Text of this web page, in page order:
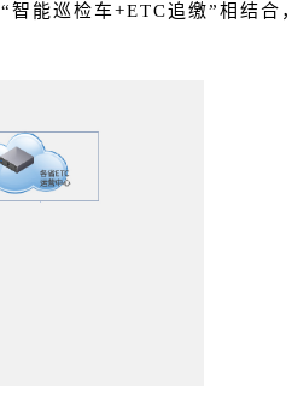
“智能巡检车+ETC追缴”相结合